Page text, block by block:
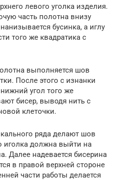
левого уголка изделия.
часть полотна внизу
бусинка, а иглу
того же квадратика с
выполняется шов
После этого с изнанки
угол того же
бисер, выводя нить с
клеточки.
ряда делают шов
иголка должна выйти на
Далее надевается бисерина
в правой верхней стороне
части работы делается